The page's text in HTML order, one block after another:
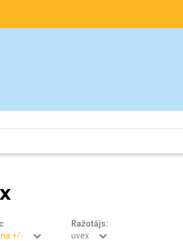
+/-
Ražotājs:
uvex